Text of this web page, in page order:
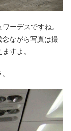
ーデスですね。
ながら写真は撮
すよ。